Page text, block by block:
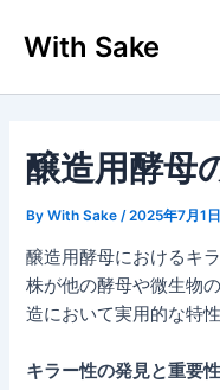
ス
With Sake
醸造用酵母
ByWith Sake /2025年7月1日
醸造用酵母におけるキ
株が他の酵母や微生物
造において実用的な特性
キラー性の発見と重要性